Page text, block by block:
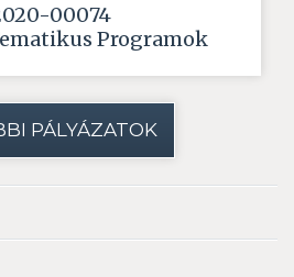
00074
Programok
PÁLYÁZATOK